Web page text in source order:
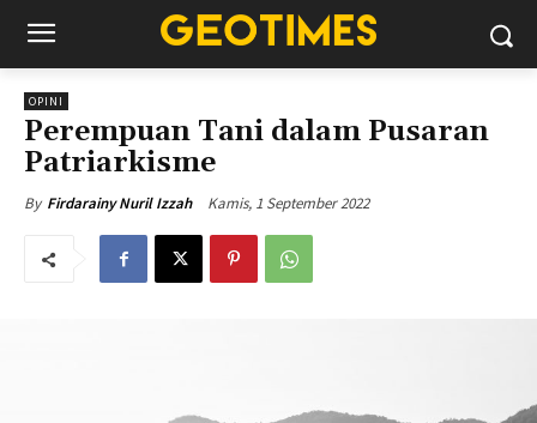
OPINI
Perempuan Tani dalam Pusaran
Patriarkisme
By Firdarainy Nuril Izzah Kamis, 1 September 2022